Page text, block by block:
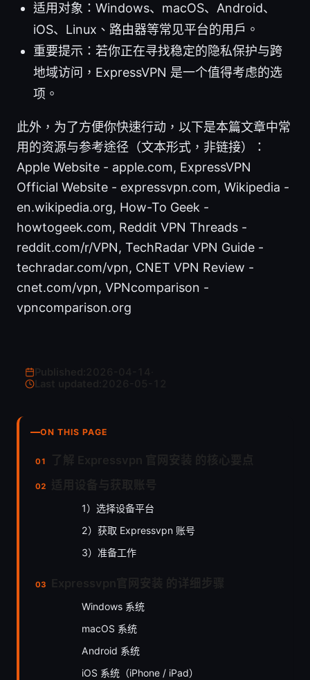
适用对象：Windows、macOS、Android、
iOS、Linux、路由器等常见平台的用户。
重要提示：若你正在寻找稳定的隐私保护与跨
地域访问，ExpressVPN 是一个值得考虑的选
项。
此外，为了方便你快速行动，以下是本篇文章中常
用的资源与参考途径（文本形式，非链接）：
Apple Website - apple.com, ExpressVPN
Official Website - expressvpn.com, Wikipedia -
en.wikipedia.org, How-To Geek -
howtogeek.com, Reddit VPN Threads -
reddit.com/r/VPN, TechRadar VPN Guide -
techradar.com/vpn, CNET VPN Review -
cnet.com/vpn, VPNcomparison -
vpncomparison.org
Last updated:
ON THIS PAGE
1）选择设备平台
2）获取 Expressvpn 账号
3）准备工作
Windows 系统
macOS 系统
Android 系统
iOS 系统（iPhone / iPad）